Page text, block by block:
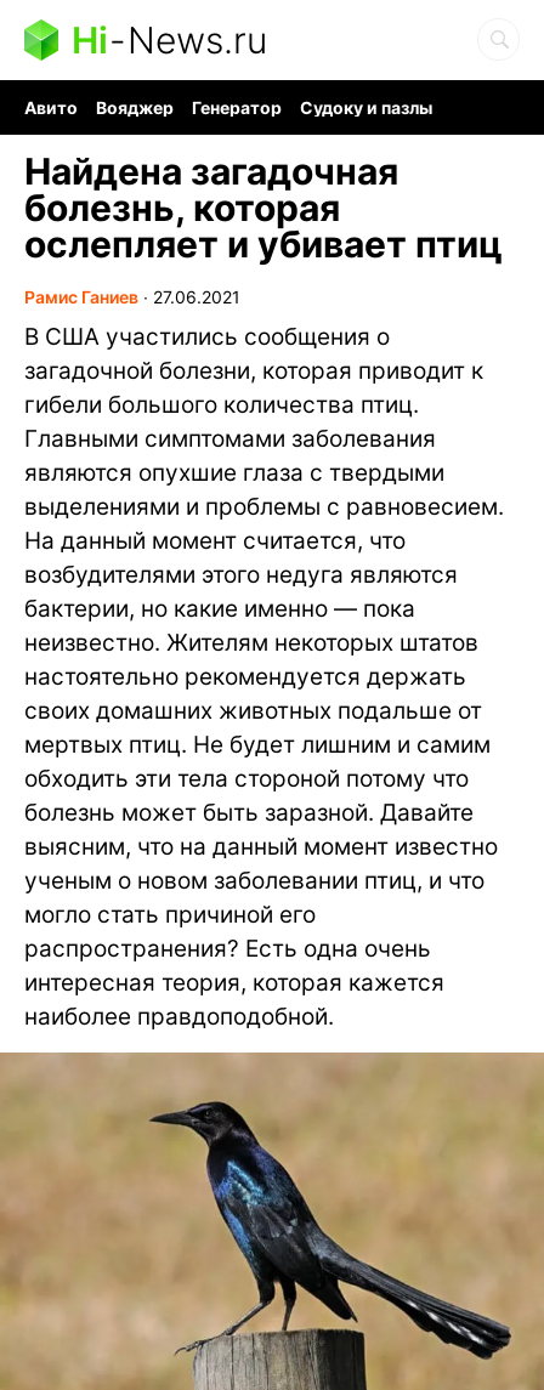
Hi-News.ru
Авито Вояджер Генератор
Судоку и пазлы
Найдена загадочная
болезнь, которая
ослепляет и убивает птиц
Рамис Ганиев ∙ 27.06.2021
В США участились сообщения о
загадочной болезни, которая приводит к
гибели большого количества птиц.
Главными симптомами заболевания
являются опухшие глаза с твердыми
выделениями и проблемы с равновесием.
На данный момент считается, что
возбудителями этого недуга являются
бактерии, но какие именно — пока
неизвестно. Жителям некоторых штатов
настоятельно рекомендуется держать
своих домашних животных подальше от
мертвых птиц. Не будет лишним и самим
обходить эти тела стороной потому что
болезнь может быть заразной. Давайте
выясним, что на данный момент известно
ученым о новом заболевании птиц, и что
могло стать причиной его
распространения? Есть одна очень
интересная теория, которая кажется
наиболее правдоподобной.